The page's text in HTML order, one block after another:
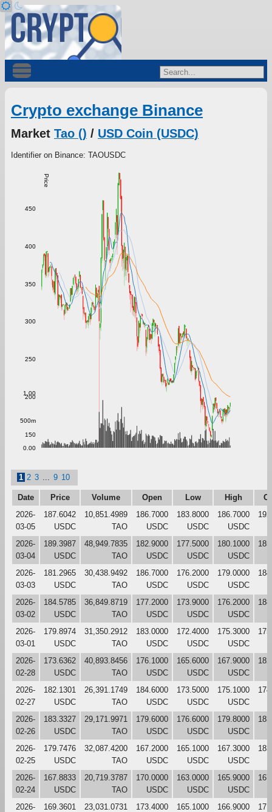
Crypto exchange Binance
Market Tao () / USD Coin (USDC)
Identifier on Binance: TAOUSDC
Price
150
200
250
300
350
400
450
0.00
500m
1.00
1 2 3 9 10
Date Price Volume Open Low High
2026-
03-05
187.6042
USDC
10,851.4989
TAO
186.7000
USDC
183.8000
USDC
186.7000
USDC
2026-
03-04
189.3987
USDC
48,949.7835
TAO
182.9000
USDC
177.5000
USDC
180.1000
USDC
2026-
03-03
181.2965
USDC
30,438.9492
TAO
186.7000
USDC
176.2000
USDC
179.0000
USDC
2026-
03-02
184.5785
USDC
36,849.8719
TAO
177.2000
USDC
173.9000
USDC
176.2000
USDC
2026-
03-01
179.8974
USDC
31,350.2912
TAO
183.0000
USDC
172.4000
USDC
175.3000
USDC
2026-
02-28
173.6362
USDC
40,893.8456
TAO
176.1000
USDC
165.6000
USDC
167.9000
USDC
2026-
02-27
182.1301
USDC
26,391.1749
TAO
184.6000
USDC
173.5000
USDC
175.1000
USDC
2026-
02-26
183.3327
USDC
29,171.9971
TAO
179.6000
USDC
176.6000
USDC
179.8000
USDC
2026-
02-25
179.7476
USDC
32,087.4200
TAO
167.2000
USDC
165.1000
USDC
167.3000
USDC
2026-
02-24
167.8833
USDC
20,719.3787
TAO
170.0000
USDC
163.0000
USDC
165.9000
USDC
2026-
169.3601
23,031.0731
173.4000
165.1000
166.9000